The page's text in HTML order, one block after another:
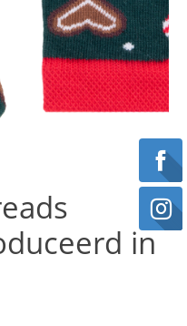
in